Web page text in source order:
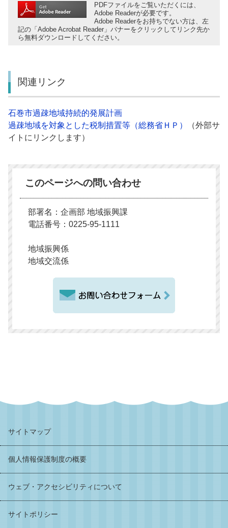
PDFファイルをご覧いただくには、
Adobe Readerが必要です。
Adobe Readerをお持ちでない方は、左
記の「Adobe Acrobat Reader」バナーをクリックしてリンク先か
ら無料ダウンロードしてください。
関連リンク
石巻市過疎地域持続的発展計画
過疎地域を対象とした税制措置等（総務省ＨＰ）
（外部サ
イトにリンクします）
このページへの問い合わせ
部署名：企画部 地域振興課
電話番号：0225-95-1111
地域振興係
地域交流係
サイトマップ
個人情報保護制度の概要
ウェブ・アクセシビリティについて
サイトポリシー